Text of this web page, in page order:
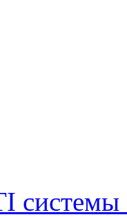
системы